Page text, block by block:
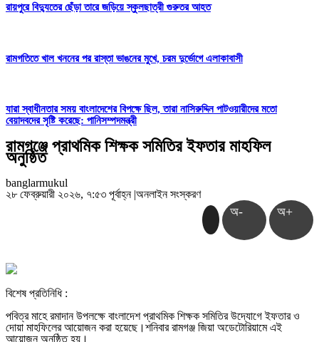
রায়পুরে বিদ্যুতের ছেঁড়া তারে জড়িয়ে স্কুলছাত্রী গুরুতর আহত
রামগতিতে খাল খননের পর রাস্তা ভাঙনের মুখে, চরম দুর্ভোগে এলাকাবাসী
যারা স্বাধীনতার সময় বাংলাদেশের বিপক্ষে ছিল, তারা নাসিরুদ্দিন পাটওয়ারীদের মতো
বেয়াদবদের সৃষ্টি করেছে: পানিসম্পদমন্ত্রী
রামগঞ্জে প্রাথমিক শিক্ষক সমিতির ইফতার মাহফিল
অনুষ্ঠিত
banglarmukul
২৮ ফেব্রুয়ারী ২০২৬, ৭:৫৩ পূর্বাহ্ন |অনলাইন সংস্করণ
অ- অ+
বিশেষ প্রতিনিধি :
পবিত্র মাহে রমাদান উপলক্ষে বাংলাদেশ প্রাথমিক শিক্ষক সমিতির উদ্যোগে ইফতার ও
দোয়া মাহফিলের আয়োজন করা হয়েছে।শনিবার রামগঞ্জ জিয়া অডেটোরিয়ামে এই
আয়োজন অনুষ্ঠিত হয়।